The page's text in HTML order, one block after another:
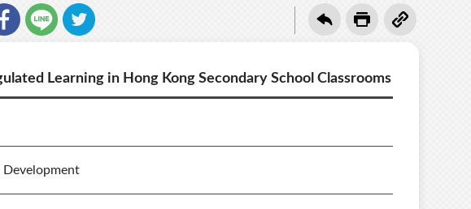
Learning in Hong Kong Secondary School Classrooms
Development